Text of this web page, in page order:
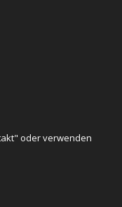
oder verwenden